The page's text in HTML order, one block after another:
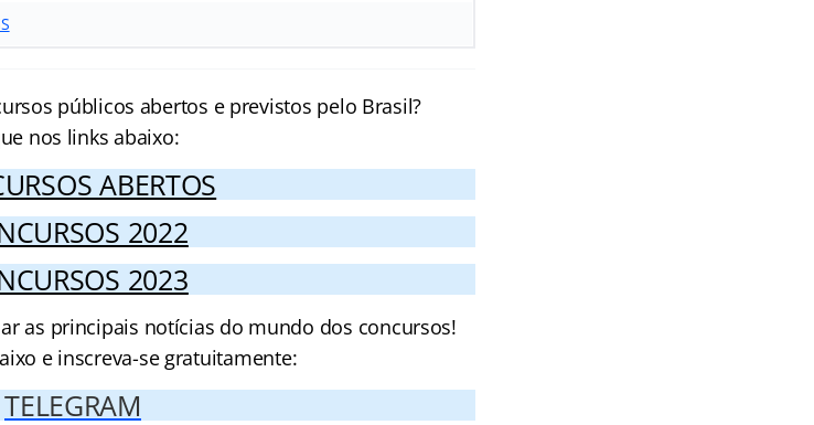
públicos abertos e previstos pelo Brasil?
nos links abaixo:
ABERTOS
2022
2023
as principais notícias do mundo dos concursos!
e inscreva-se gratuitamente:
TELEGRAM